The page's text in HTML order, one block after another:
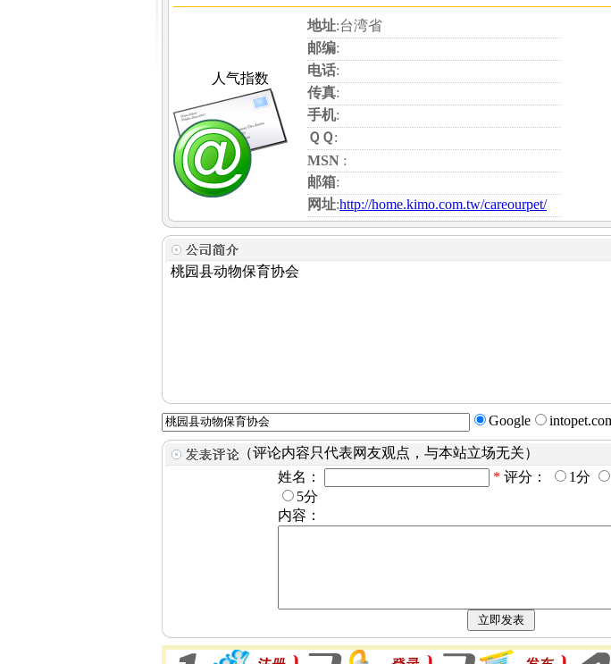
人气指数
地址:台湾省
邮编:
电话:
传真:
手机:
ＱＱ:
MSN :
邮箱:
网址:http://home.kimo.com.tw/careourpet/
桃园县动物保育协会
Google
（评论内容只代表网友观点，与本站立场无关）
姓名：
* 评分： 1分
5分
内容：